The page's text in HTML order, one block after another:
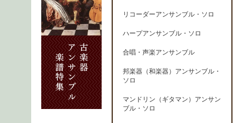
リコーダーアンサンブル・ソロ
ハープアンサンブル・ソロ
合唱・声楽アンサンブル
邦楽器（和楽器）アンサンブル・
ソロ
マンドリン（ギタマン）アンサン
ブル・ソロ